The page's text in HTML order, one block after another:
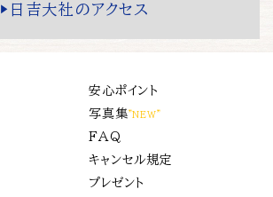
▶️日吉大社のアクセス
安心ポイント
写真集”NEW”
FAQ
キャンセル規定
プレゼント